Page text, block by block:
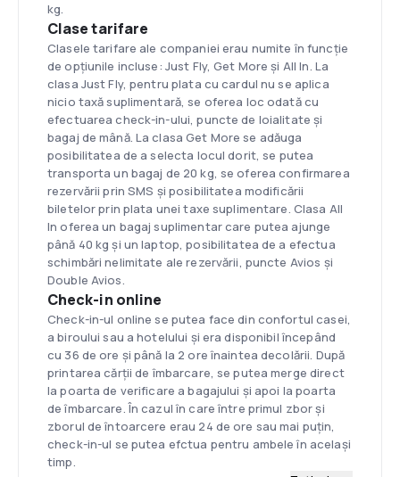
kg.
Clase tarifare
Clasele tarifare ale companiei erau numite în funcție
de opțiunile incluse: Just Fly, Get More și All In. La
clasa Just Fly, pentru plata cu cardul nu se aplica
nicio taxă suplimentară, se oferea loc odată cu
efectuarea check-in-ului, puncte de loialitate și
bagaj de mână. La clasa Get More se adăuga
posibilitatea de a selecta locul dorit, se putea
transporta un bagaj de 20 kg, se oferea confirmarea
rezervării prin SMS şi posibilitatea modificării
biletelor prin plata unei taxe suplimentare. Clasa All
In oferea un bagaj suplimentar care putea ajunge
până 40 kg și un laptop, posibilitatea de a efectua
schimbări nelimitate ale rezervării, puncte Avios și
Double Avios.
Check-in online
Check-in-ul online se putea face din confortul casei,
a biroului sau a hotelului și era disponibil începând
cu 36 de ore și până la 2 ore înaintea decolării. După
printarea cărții de îmbarcare, se putea merge direct
la poarta de verificare a bagajului și apoi la poarta
de îmbarcare. În cazul în care între primul zbor și
zborul de întoarcere erau 24 de ore sau mai puțin,
check-in-ul se putea efctua pentru ambele în acelaşi
timp.